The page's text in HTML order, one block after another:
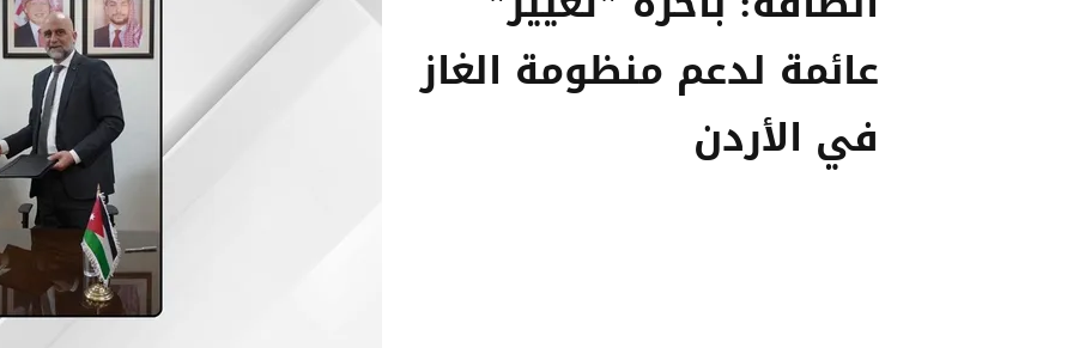
عائمة لدعم منظومة الغاز
في الأردن